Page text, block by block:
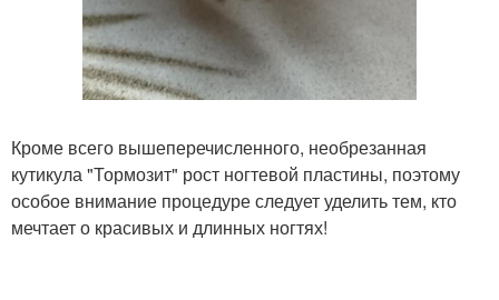
Кроме всего вышеперечисленного, необрезанная
кутикула "Тормозит" рост ногтевой пластины, поэтому
особое внимание процедуре следует уделить тем, кто
мечтает о красивых и длинных ногтях!